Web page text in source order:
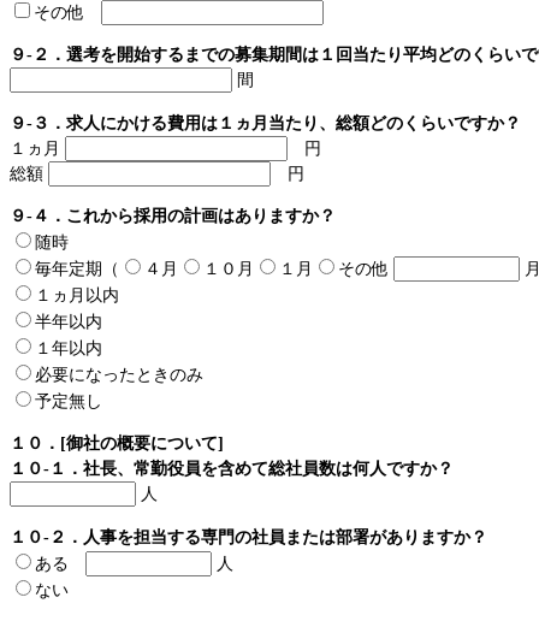
その他
９-２．選考を開始するまでの募集期間は１回当たり平均どのくらい
間
９-３．求人にかける費用は１ヵ月当たり、総額どのくらいですか？
１ヵ月
円
総額
円
９-４．これから採用の計画はありますか？
随時
毎年定期（
４月 １０月 １月 その他
１ヵ月以内
半年以内
１年以内
必要になったときのみ
予定無し
１０．[御社の概要について]
１０-１．社長、常勤役員を含めて総社員数は何人ですか？
人
１０-２．人事を担当する専門の社員または部署がありますか？
ある
人
ない